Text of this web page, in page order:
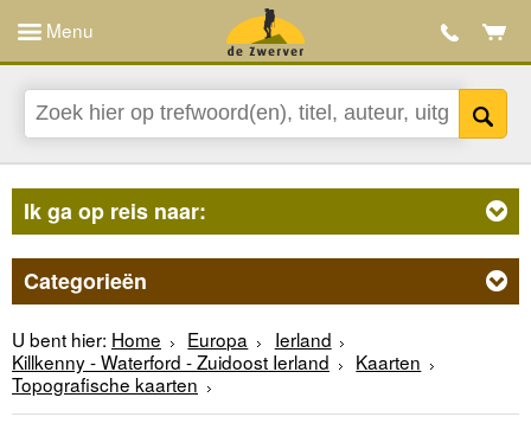
Menu
Ik ga op reis naar:
Categorieën
U bent hier: Home Europa
Ierland
Killkenny - Waterford - Zuidoost Ierland
Kaarten
Topografische kaarten